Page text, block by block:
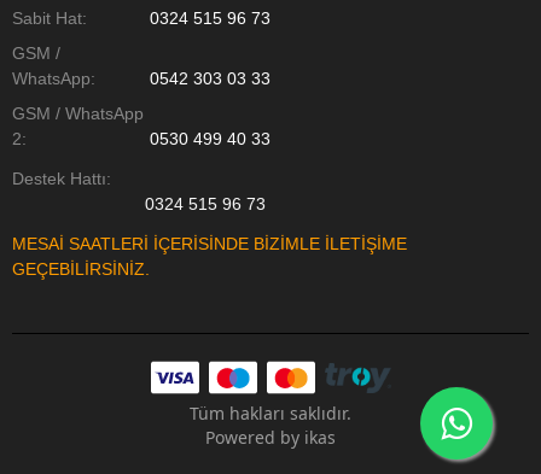
Sabit Hat:
0324 515 96 73
GSM /
WhatsApp:
0542 303 03 33
GSM / WhatsApp
2:
0530 499 40 33
Destek Hattı:
0324 515 96 73
MESAİ SAATLERİ İÇERİSİNDE BİZİMLE İLETİŞİME
GEÇEBİLİRSİNİZ.
Tüm hakları saklıdır.
Powered by ikas